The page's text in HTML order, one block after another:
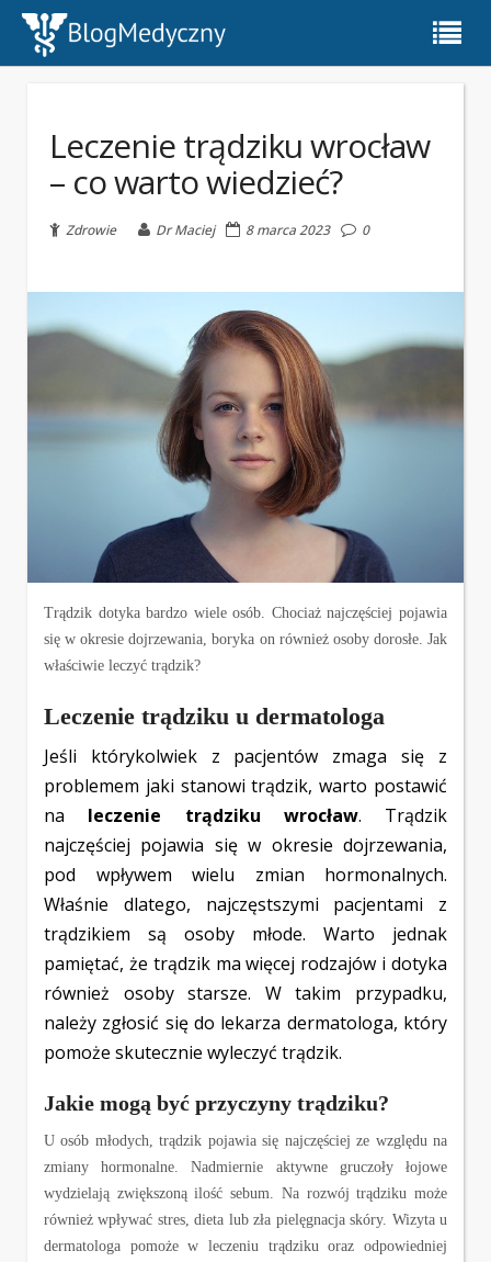
Leczenie trądziku wrocław
– co warto wiedzieć?
Zdrowie Dr Maciej 8 marca 2023 0
Trądzik dotyka bardzo wiele osób. Chociaż najczęściej pojawia
się w okresie dojrzewania, boryka on również osoby dorosłe. Jak
właściwie leczyć trądzik?
Leczenie trądziku u dermatologa
Jeśli którykolwiek z pacjentów zmaga się z
problemem jaki stanowi trądzik, warto postawić
na
leczenie trądziku wrocław. Trądzik
najczęściej pojawia się w okresie dojrzewania,
pod wpływem wielu zmian hormonalnych.
Właśnie dlatego, najczęstszymi pacjentami z
trądzikiem są osoby młode. Warto jednak
pamiętać, że trądzik ma więcej rodzajów i dotyka
również osoby starsze. W takim przypadku,
należy zgłosić się do lekarza dermatologa, który
pomoże skutecznie wyleczyć trądzik.
Jakie mogą być przyczyny trądziku?
U osób młodych, trądzik pojawia się najczęściej ze względu na
zmiany hormonalne. Nadmiernie aktywne gruczoły łojowe
wydzielają zwiększoną ilość sebum. Na rozwój trądziku może
również wpływać stres, dieta lub zła pielęgnacja skóry. Wizyta u
dermatologa pomoże w leczeniu trądziku oraz odpowiedniej